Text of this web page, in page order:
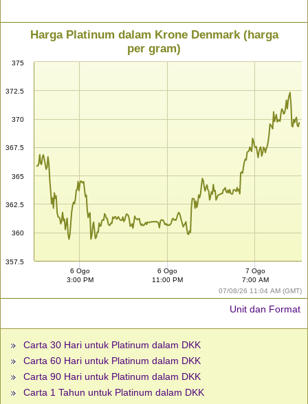
07/08/26 11:04 AM (GMT)
Harga Platinum dalam Krone Denmark (harga
per gram)
357.5
360
362.5
365
367.5
370
372.5
375
6 Ogo
3:00 PM
6 Ogo
11:00 PM
7 Ogo
7:00 AM
Unit dan Format
Carta 30 Hari untuk Platinum dalam DKK
Carta 60 Hari untuk Platinum dalam DKK
Carta 90 Hari untuk Platinum dalam DKK
Carta 1 Tahun untuk Platinum dalam DKK